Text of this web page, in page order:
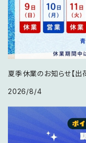
夏季休業のお知らせ【出
2026/8/4